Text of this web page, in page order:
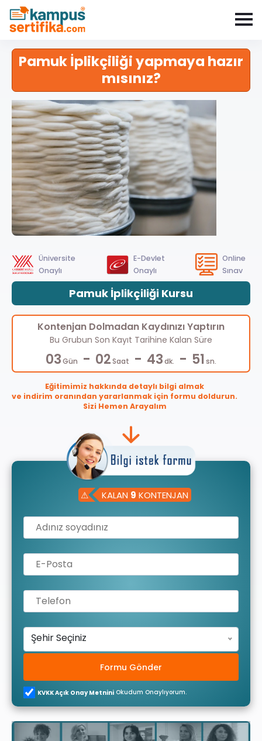
Pamuk İplikçiliği yapmaya hazır
mısınız?
Üniversite
Onaylı
E-Devlet
Onaylı
Online
Sınav
Pamuk İplikçiliği Kursu
Kontenjan Dolmadan Kaydınızı Yaptırın
Bu Grubun Son Kayıt Tarihine Kalan Süre
03 Gün - 02 Saat - 43 dk. - 50sn.
Eğitimimiz hakkında detaylı bilgi almak
ve indirim oranından yararlanmak için formu doldurun.
Sizi Hemen Arayalım
⚠ KALAN 9 KONTENJAN
Şehir Seçiniz
Formu Gönder
KVKK Açık Onay Metnini Okudum Onaylıyorum.